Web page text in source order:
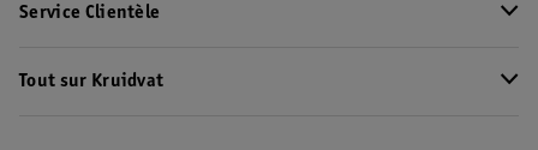
Service Clientèle
Tout sur Kruidvat